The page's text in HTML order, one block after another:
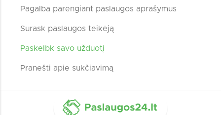
Pagalba parengiant paslaugos aprašymus
Surask paslaugos teikėją
Paskelbk savo užduotį
Pranešti apie sukčiavimą